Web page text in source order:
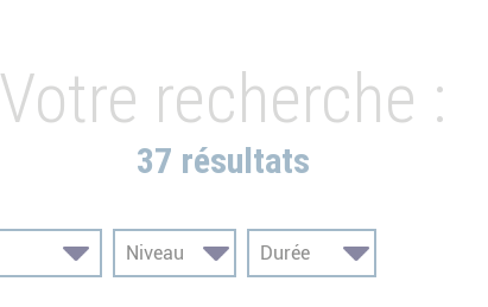
Votre recherche :
37 résultats